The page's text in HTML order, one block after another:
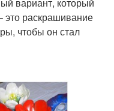
это раскрашивание
чтобы он стал